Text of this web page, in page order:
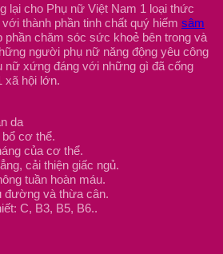
lại cho Phụ nữ Việt Nam 1 loại thức
thành phần tinh chất quý hiếm sâm
phần chăm sóc sức khoẻ bên trong và
người phụ nữ năng động yêu công
nữ xứng đáng với những gì đã cống
xã hội lớn.
da
cơ thể.
của cơ thể.
cải thiện giấc ngủ.
tuần hoàn máu.
đường và thừa cân.
C, B3, B5, B6..